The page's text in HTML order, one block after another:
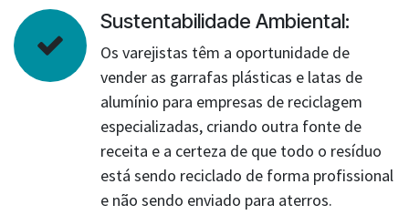
Sustentabilidade Ambiental:
Os varejistas têm a oportunidade de
vender as garrafas plásticas e latas de
alumínio para empresas de reciclagem
especializadas, criando outra fonte de
receita e a certeza de que todo o resíduo
está sendo reciclado de forma profissional
e não sendo enviado para aterros.